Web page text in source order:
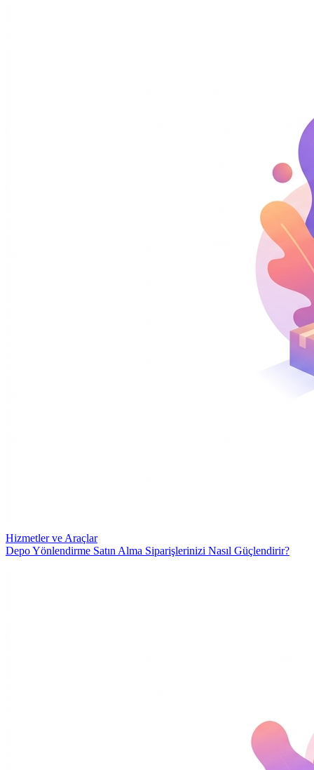
Hizmetler ve Araçlar
Depo Yönlendirme Satın Alma Siparişlerinizi Nasıl Güçlendirir?